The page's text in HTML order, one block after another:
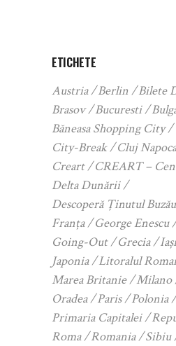
ETICHETE
Austria Berlin
Bilete
Brasov
Bucuresti
Băneasa Shopping City
City-Break
Cluj Napoca
Creart
CREART –
Delta Dunării
Descoperă Ținutul
Franța
George Enescu
Going-Out
Grecia Iași
Japonia
Litoralul
Marea Britanie
Milano
Oradea
Paris Polonia
Primaria Capitalei
Roma
Romania Sibiu